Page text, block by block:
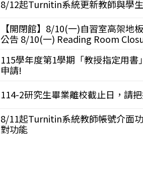
8/12起Turnitin系統更新教師與學
【開閉館】8/10(一)自習室高架地
公告 8/10(一) Reading Room
115學年度第1學期「教授指定用書
申請!
114-2研究生畢業離校截止日，請
8/11起Turnitin系統教師帳號介面
對功能